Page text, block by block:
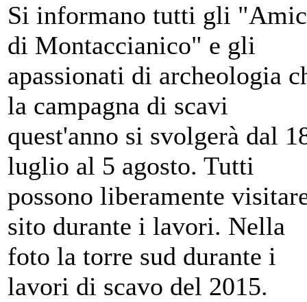
Si informano tutti gli
di Montaccianico" e gli
apassionati di archeologia
la campagna di scavi
quest'anno si svolgerà dal
luglio al 5 agosto. Tutti
possono liberamente
sito durante i lavori. Nella
foto la torre sud durante i
lavori di scavo del 2015.